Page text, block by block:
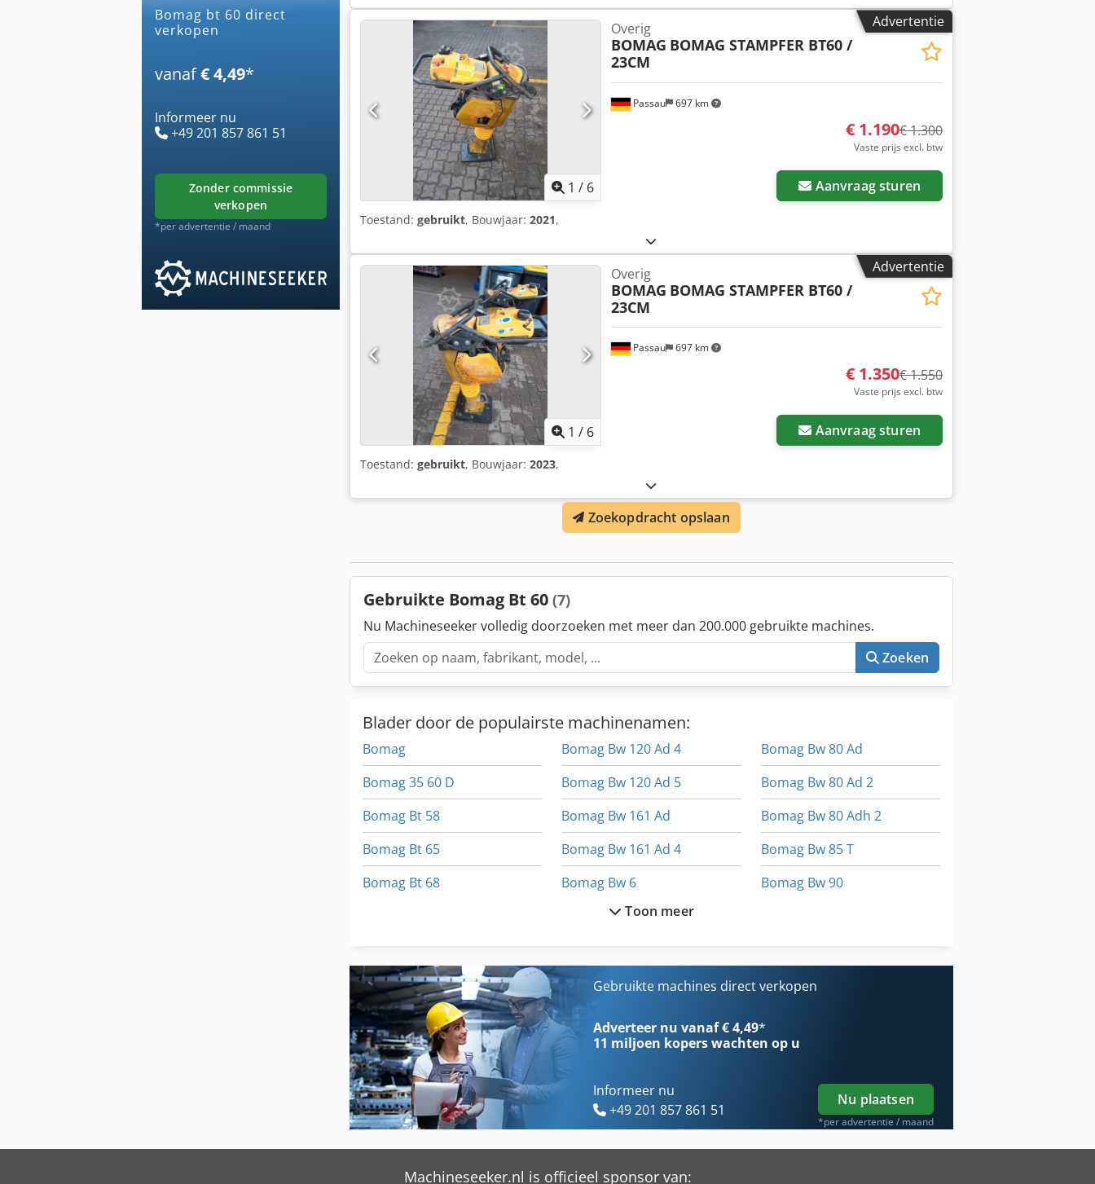
bomag bt 60 direct
verkopen
vanaf€ 4,49*
Informeer nu
+49 201 857 861 51
zonder commissie
verkopen
*per advertentie / maand
Advertentie
1 / 6
Passau 697 km
Overig
BOMAG BOMAG STAMPFER BT60 /
23CM
€ 1.190€ 1.300
Vaste prijs excl. btw
Aanvraag sturen
Toestand: gebruikt, Bouwjaar: 2021,
Advertentie
1 / 6
Passau 697 km
Overig
BOMAG BOMAG STAMPFER BT60 /
23CM
€ 1.350€ 1.550
Vaste prijs excl. btw
Aanvraag sturen
Toestand: gebruikt, Bouwjaar: 2023,
Zoekopdracht opslaan
Gebruikte Bomag Bt 60 (7)
Nu Machineseeker volledig doorzoeken met meer dan 200.000 gebruikte machines.
Zoeken
Blader door de populairste machinenamen:
Bomag
Bomag 35 60 D
Bomag Bt 58
Bomag Bt 65
Bomag Bt 68
Bomag Bw 120 Ad 2
Bomag Bw 120 Ad 3
Bomag Bw 120 Ad 4
Bomag Bw 120 Ad 5
Bomag Bw 161 Ad
Bomag Bw 161 Ad 4
Bomag Bw 6
Bomag Bw 62 H
Bomag Bw 75 S
Bomag Bw 80 Ad
Bomag Bw 80 Ad 2
Bomag Bw 80 Adh 2
Bomag Bw 85 T
Bomag Bw 90
Toon meer
Gebruikte machines direct verkopen
Adverteer nu vanaf € 4,49*
11 miljoen koperswachten op u
Informeer nu
+49 201 857 861 51
Nu plaatsen
*per advertentie / maand
Machineseeker.nl is officieel sponsor van: